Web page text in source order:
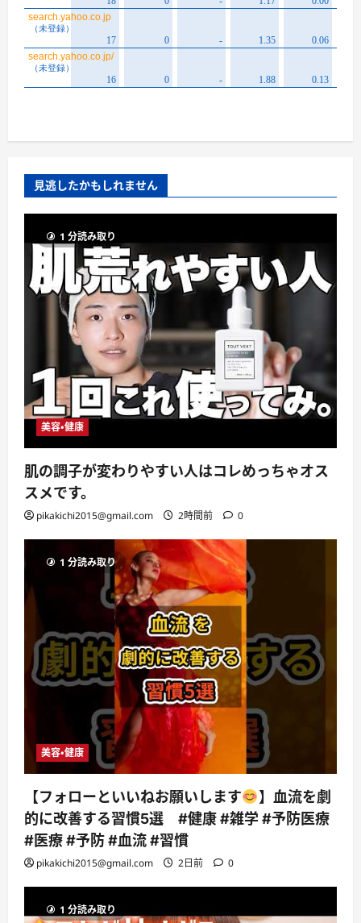
見逃したかもしれません
1 分読み取り
美容・健康
肌の調子が変わりやすい人はコレめっちゃオス
スメです。
pikakichi2015@gmail.com 2時間前 0
1 分読み取り
美容・健康
【フォローといいねお願いします
】血流を劇
的に改善する習慣5選 #健康 #雑学 #予防医療
#医療 #予防 #血流 #習慣
pikakichi2015@gmail.com 2日前 0
1 分読み取り